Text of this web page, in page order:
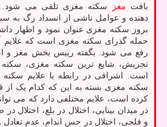
بافت مغز
سکته مغزی تلقی می شود.
دهنده و عوامل ناشی از انسداد رگ به
بروز سکته مغزی عنوان نمود و اظهار
رفع می شود. بگفته رییس بخش مغز و
تجریش، شایع ترین سکته مغزی، سکته
است. اشرافی در رابطه با علایم سکته
سکته مغزی بسته به این که کدام یک از
کرده است، علایم مختلفی دارد که می
در میدان بینایی، اختلال در بلع،
و فلجی، اختلال در حس اندام، عدم تعادل